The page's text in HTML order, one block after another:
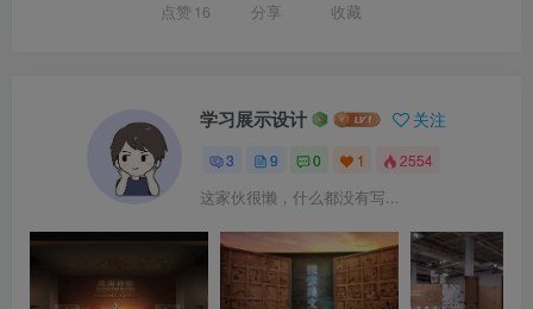
点赞 16 分享 收藏
学习展示设计 关注
3 9 0 1 2554
这家伙很懒，什么都没有写...